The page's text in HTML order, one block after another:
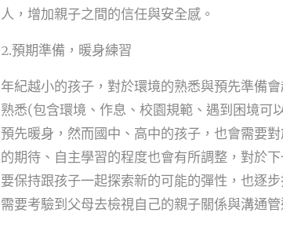
人，增加親子之間的信任與安全感。
2.預期準備，暖身練習
年紀越小的孩子，對於環境的熟悉與預先準備
熟悉(包含環境、作息、校園規範、遇到困境可
預先暖身，然而國中、高中的孩子，也會需要
的期待、自主學習的程度也會有所調整，對於
要保持跟孩子一起探索新的可能的彈性，也逐
需要考驗到父母去檢視自己的親子關係與溝通